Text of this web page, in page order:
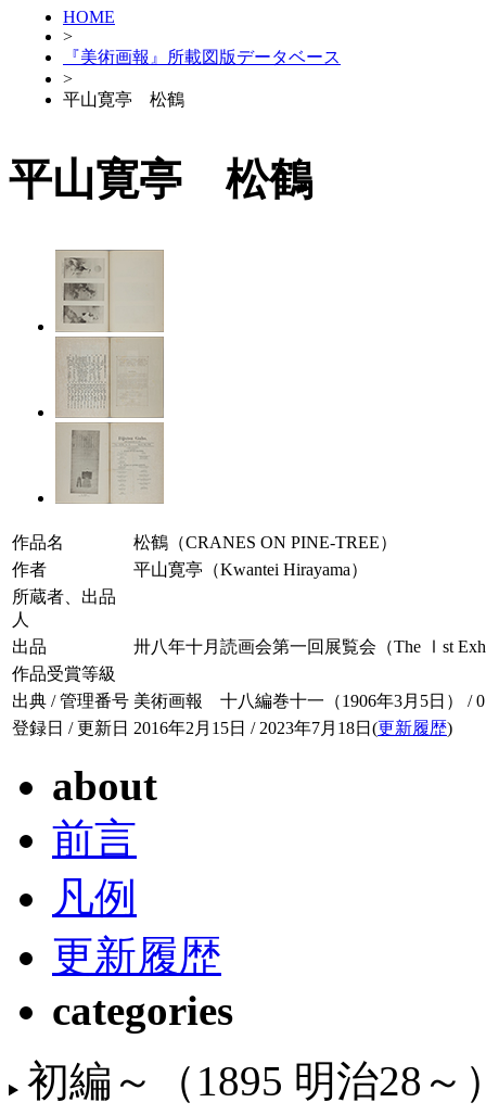
HOME
>
『美術画報』所載図版データベース
>
平山寛亭 松鶴
平山寛亭 松鶴
作品名
松鶴（CRANES ON PINE-TREE）
作者
平山寛亭（Kwantei Hirayama）
所蔵者、出品
人
出品
卅八年十月読画会第一回展覧会（The Ⅰst
作品受賞等級
出典 / 管理番号 美術画報 十八編巻十一（1906年3月5日） /
登録日 / 更新日 2016年2月15日 / 2023年7月18日(更新履歴)
about
前言
凡例
更新履歴
categories
初編～（1895 明治28～